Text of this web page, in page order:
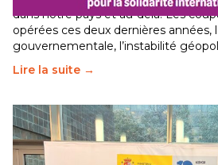
dans notre pays et au-delà. Les
opérées ces deux dernières années,
gouvernementale, l’instabilité
Lire la suite →